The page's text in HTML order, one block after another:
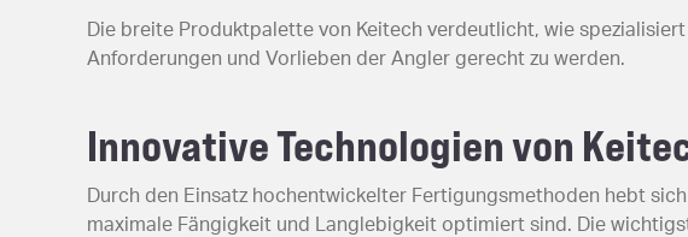
Die breite Produktpalette von Keitech verdeutlicht, wie
Anforderungen und Vorlieben der Angler gerecht zu werden.
Innovative Technologien von
Durch den Einsatz hochentwickelter Fertigungsmethoden hebt
maximale Fängigkeit und Langlebigkeit optimiert sind. Die